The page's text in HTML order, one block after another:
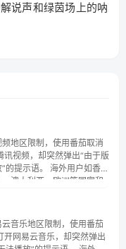
说声和绿茵场上的呐
地区限制，使用番茄取消
海外用户如香
澳大利亚、欧洲等国家和
到这个问题的
可解决「海外用户收听腾
论人在香港、澳门、台
洲等国家和地区工作、留
音乐地区限制，使用番茄